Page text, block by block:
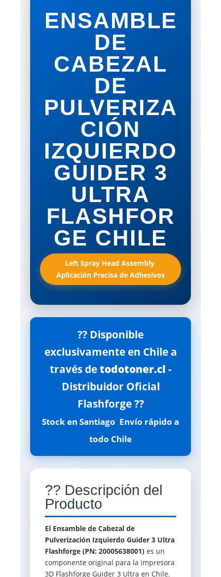
ENSAMBLE
DE
CABEZAL
DE
PULVERIZA
CIÓN
IZQUIERDO
GUIDER 3
ULTRA
FLASHFOR
GE CHILE
Left Spray Head Assembly 
Aplicación Precisa de Adhesivos
?? Disponible
exclusivamente en Chile a
través detodotoner.cl -
Distribuidor Oficial
Flashforge ??
Stock en Santiago  Envío rápido a
todo Chile
?? Descripción del
Producto
El Ensamble de Cabezal de
Pulverización Izquierdo Guider 3 Ultra
Flashforge (PN: 20005638001) es un
componente original para la impresora
3D Flashforge Guider 3 Ultra en Chile.